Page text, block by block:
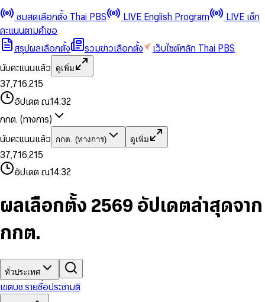
ชมสดเลือกตั้ง Thai PBS LIVE English Program
LIVE เช็ก
คะแนนตามคำขอ
สรุปผลเลือกตั้ง
รวมข่าวเลือกตั้ง
เว็บไซต์หลัก Thai PBS
นับคะแนนแล้ว
ดูเพิ่ม
0
1
2
3
4
5
6
8
9
0
1
2
3
4
5
6
7
8
9
,
0
1
2
4
6
7
8
9
0
1
2
3
4
5
6
7
8
9
0
1
3
5
6
7
8
9
,
1
2
4
5
7
8
9
0
1
3
4
6
7
8
9
0
2
3
4
5
7
8
อัปเดต ณ14:32
กกต. (ทางการ)
นับคะแนนแล้ว
กกต. (ทางการ) ดูเพิ่ม
0
1
2
3
4
5
7
8
0
1
2
4
5
6
7
8
9
,
0
1
2
4
6
7
8
9
0
1
2
3
5
6
8
9
0
1
3
5
6
7
8
,
1
2
4
6
7
9
0
1
3
5
6
8
9
0
2
3
4
5
7
9
อัปเดต ณ14:32
ผลเลือกตั้ง 2569 อัปเดตล่าสุดจาก
กกต.
ทั่วประเทศ
เขตบช.รายชื่อประชามติ